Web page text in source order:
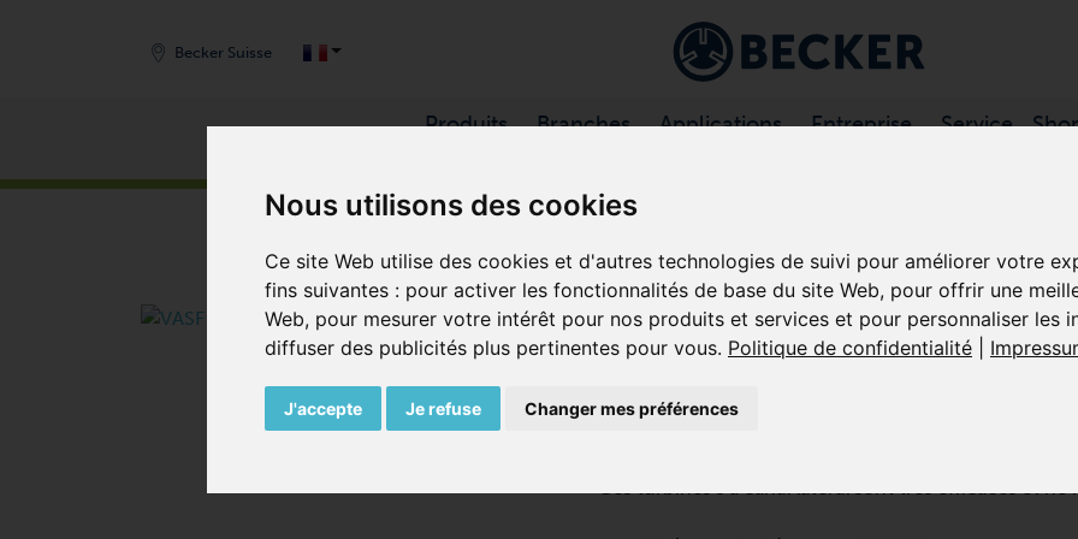
Nous utilisons des cookies
Ce site Web utilise des cookies et d'autres technologies de suivi pour améliorer votre
fins suivantes : pour activer les fonctionnalités de base du site Web, pour offrir une
Web, pour mesurer votre intérêt pour nos produits et services et pour personnaliser les
diffuser des publicités plus pertinentes pour vous. Politique de confidentialité
J'accepte Je refuse Changer mes préférences
Becker Suisse
Produits Branches Applications Entreprise Service
VASF 2.80/2-
VASF 2.80/2-0.DC048 est une pompe turbo
qui offre des performances élevées , 100% sans
Ces turbines s à canal latéral sont très efficaces et